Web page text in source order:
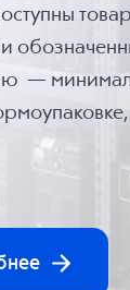
—